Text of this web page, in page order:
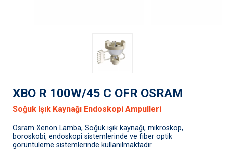
XBO R 100W/45 C OFR OSRAM
Soğuk Işık Kaynağı Endoskopi Ampulleri
Osram Xenon Lamba, Soğuk ışık kaynağı, mikroskop,
boroskobi, endoskopi sistemlerinde ve fiber optik
görüntüleme sistemlerinde kullanılmaktadır.